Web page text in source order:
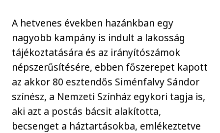
A hetvenes években hazánkban egy
nagyobb kampány is indult a lakosság
tájékoztatására és az irányítószámok
népszerűsítésére, ebben főszerepet kapott
az akkor 80 esztendős Siménfalvy Sándor
színész, a Nemzeti Színház egykori tagja is,
aki azt a postás bácsit alakította,
becsenget a háztartásokba, emlékeztetve